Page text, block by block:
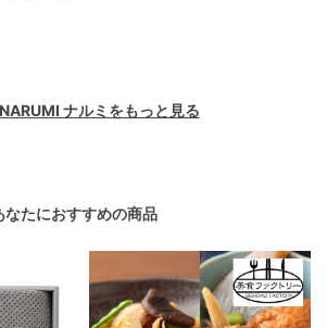
ナルミをもっと見る
なたにおすすめの商品